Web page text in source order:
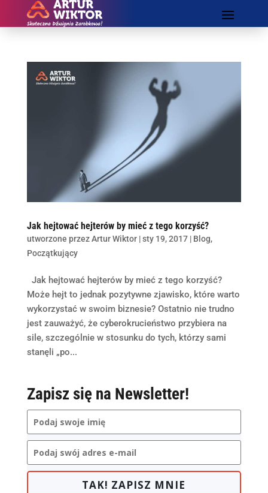
Jak hejtować hejterów by mieć z tego korzyść?
utworzone przezArtur Wiktor|sty 19, 2017| Blog,
Początkujący
Jak hejtować hejterów by mieć z tego korzyść?
Może hejt to jednak pozytywne zjawisko, które warto
wykorzystać w swoim biznesie? Ostatnio nie trudno
jest zauważyć, że cyberokrucieństwo przybiera na
sile, szczególnie w stosunku do tych, którzy sami
stanęli „po...
Zapisz się na Newsletter!
TAK! ZAPISZ MNIE